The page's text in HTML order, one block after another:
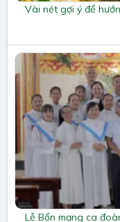
Vài nét gợi ý để
Lễ Bổn mạng ca